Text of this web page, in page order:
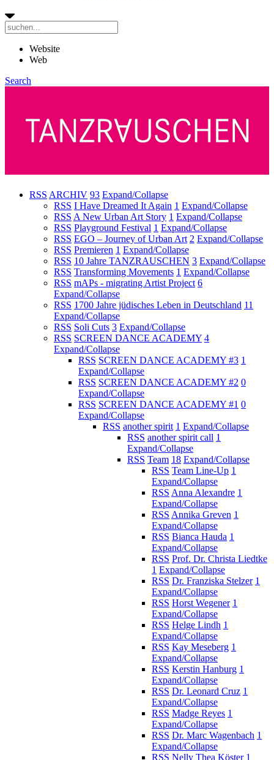
Website
Web
Search
RSS ARCHIV 93 Expand/Collapse
RSS I Have Dreamed It Again 1 Expand/Collapse
RSS A New Urban Art Story 1 Expand/Collapse
RSS Playground Festival 1 Expand/Collapse
RSS EGO – Journey of Urban Art 2 Expand/Collapse
RSS Premieren 1 Expand/Collapse
RSS 10 Jahre TANZRAUSCHEN 3 Expand/Collapse
RSS Transforming Movements 1 Expand/Collapse
RSS mAPs - migrating Artist Project 6
Expand/Collapse
RSS 1700 Jahre jüdisches Leben in Deutschland 11
Expand/Collapse
RSS Soli Cuts 3 Expand/Collapse
RSS SCREEN DANCE ACADEMY 4
Expand/Collapse
RSS SCREEN DANCE ACADEMY #3 1
Expand/Collapse
RSS SCREEN DANCE ACADEMY #2 0
Expand/Collapse
RSS SCREEN DANCE ACADEMY #1 0
Expand/Collapse
RSS another spirit 1 Expand/Collapse
RSS another spirit call 1
Expand/Collapse
RSS Team 18 Expand/Collapse
RSS Team Line-Up 1
Expand/Collapse
RSS Anna Alexandre 1
Expand/Collapse
RSS Annika Greven 1
Expand/Collapse
RSS Bianca Hauda 1
Expand/Collapse
RSS Prof. Dr. Christa Liedtke
1 Expand/Collapse
RSS Dr. Franziska Stelzer 1
Expand/Collapse
RSS Horst Wegener 1
Expand/Collapse
RSS Helge Lindh 1
Expand/Collapse
RSS Kay Meseberg 1
Expand/Collapse
RSS Kerstin Hanburg 1
Expand/Collapse
RSS Dr. Leonard Cruz 1
Expand/Collapse
RSS Madge Reyes 1
Expand/Collapse
RSS Dr. Marc Wagenbach 1
Expand/Collapse
RSS Nelly Thea Köster 1